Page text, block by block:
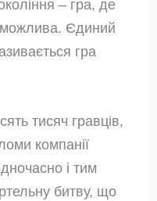
– гра, де
Єдиний
гра
тисяч гравців,
компанії
і тим
битву, що